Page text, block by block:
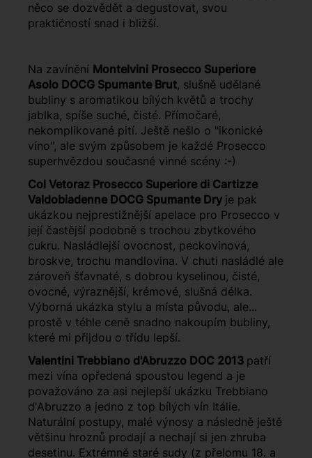
něco se dozvědět a degustovat, svou
praktičností snad i bližší.
Na zavínění Montelvini Prosecco Superiore
Asolo DOCG Spumante Brut, slušně udělané
bubliny s aromatikou bílých květů a trochy
jablka, spíše suché, čisté. Přímočaré,
nekomplikované pití. Ještě nešlo o "ikonické
víno", ale svým způsobem je každé Prosecco
superhvězdou současné vinné scény :-)
Col Vetoraz Prosecco Superiore di Cartizze
Valdobiadenne DOCG Spumante Dry je pak
ukázkou nejprestižnější apelace pro Prosecco v
její častější podobně s trochou zbytkového
cukru. Nasládlejší ovocnost, peckovinová,
broskve, trochu mandlovina. V chuti nasládlé ale
zároveň šťavnaté, s dobrou kyselinou, čisté,
ovocné, výraznější, krémové, slušná délka.
Výborná ukázka stylu a místa původu, ale...
prostě v téhle ceně snadno nakoupím bubliny,
které mi přijdou o třídu lepší.
Valentini Trebbiano d'Abruzzo DOC 2013 patří
mezi vína opředená spoustou legend a je
považováno za asi nejlepší ukázku Trebbiano
d'Abruzzo a jedno z top bílých vín Itálie.
Naturální postupy, malé výnosy a následně ještě
většinu hroznů prodají a nechají si jen zhruba
desetinu. Extrémně staré sudy (z přelomu 18. a